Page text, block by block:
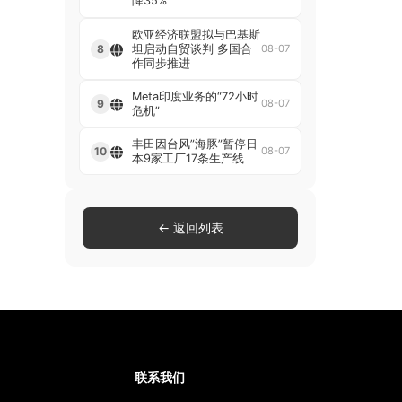
8
欧亚经济联盟拟与巴基斯
坦启动自贸谈判 多国合
作同步推进
08-07
9
Meta印度业务的“72小时
危机”
08-07
10
丰田因台风”海豚”暂停日
本9家工厂17条生产线
08-07
← 返回列表
联系我们